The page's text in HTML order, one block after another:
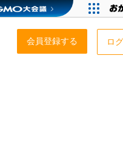
会員登録する ロ